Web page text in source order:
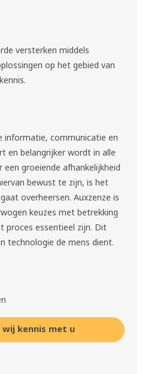
versterken middels
op het gebied van
informatie, communicatie en
en belangrijker wordt in alle
groeiende afhankelijkheid
bewust te zijn, is het
overheersen. Auxzenze is
keuzes met betrekking
proces essentieel zijn. Dit
technologie de mens dient.
wij kennis met u